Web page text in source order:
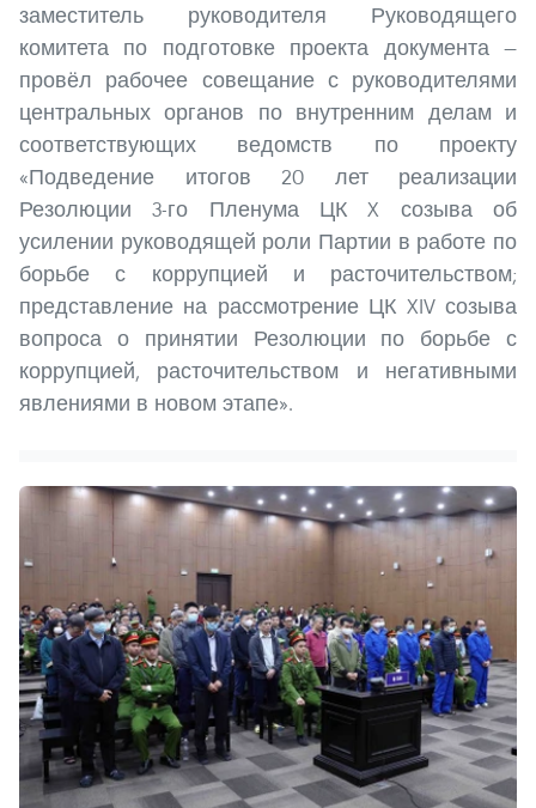
заместитель руководителя Руководящего
комитета по подготовке проекта документа —
провёл рабочее совещание с руководителями
центральных органов по внутренним делам и
соответствующих ведомств по проекту
«Подведение итогов 20 лет реализации
Резолюции 3-го Пленума ЦК X созыва об
усилении руководящей роли Партии в работе по
борьбе с коррупцией и расточительством;
представление на рассмотрение ЦК XIV созыва
вопроса о принятии Резолюции по борьбе с
коррупцией, расточительством и негативными
явлениями в новом этапе».